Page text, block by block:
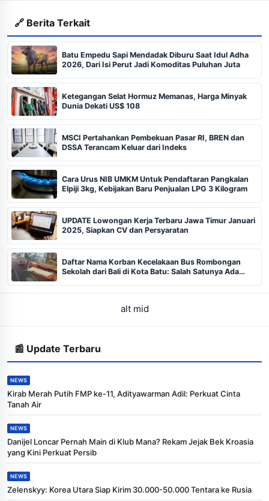
🔗 Berita Terkait
Batu Empedu Sapi Mendadak Diburu Saat Idul Adha
2026, Dari Isi Perut Jadi Komoditas Puluhan Juta
Ketegangan Selat Hormuz Memanas, Harga Minyak
Dunia Dekati US$ 108
MSCI Pertahankan Pembekuan Pasar RI, BREN dan
DSSA Terancam Keluar dari Indeks
Cara Urus NIB UMKM Untuk Pendaftaran Pangkalan
Elpiji 3kg, Kebijakan Baru Penjualan LPG 3 Kilogram
UPDATE Lowongan Kerja Terbaru Jawa Timur Januari
2025, Siapkan CV dan Persyaratan
Daftar Nama Korban Kecelakaan Bus Rombongan
Sekolah dari Bali di Kota Batu: Salah Satunya Ada
alt mid
📰 Update Terbaru
NEWS
Kirab Merah Putih FMP ke-11, Adityawarman Adil: Perkuat Cinta
Tanah Air
NEWS
Danijel Loncar Pernah Main di Klub Mana? Rekam Jejak Bek Kroasia
yang Kini Perkuat Persib
NEWS
Zelenskyy: Korea Utara Siap Kirim 30.000-50.000 Tentara ke Rusia